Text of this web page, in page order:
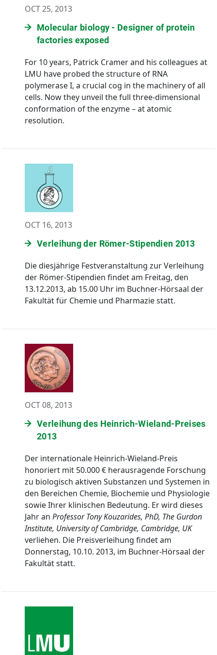
OCT 25, 2013
Molecular biology - Designer of protein
factories exposed
For 10 years, Patrick Cramer and his colleagues at
LMU have probed the structure of RNA
polymerase I, a crucial cog in the machinery of all
cells. Now they unveil the full three-dimensional
conformation of the enzyme – at atomic
resolution.
OCT 16, 2013
Verleihung der Römer-Stipendien 2013
Die diesjährige Festveranstaltung zur Verleihung
der Römer-Stipendien findet am Freitag, den
13.12.2013, ab 15.00 Uhr im Buchner-Hörsaal der
Fakultät für Chemie und Pharmazie statt.
OCT 08, 2013
Verleihung des Heinrich-Wieland-Preises
2013
Der internationale Heinrich-Wieland-Preis
honoriert mit 50.000 € herausragende Forschung
zu biologisch aktiven Substanzen und Systemen in
den Bereichen Chemie, Biochemie und Physiologie
sowie Ihrer klinischen Bedeutung. Er wird dieses
Jahr an Professor Tony Kouzarides, PhD, The Gurdon
Institute, University of Cambridge, Cambridge, UK
verliehen. Die Preisverleihung findet am
Donnerstag, 10.10. 2013, im Buchner-Hörsaal der
Fakultät statt.